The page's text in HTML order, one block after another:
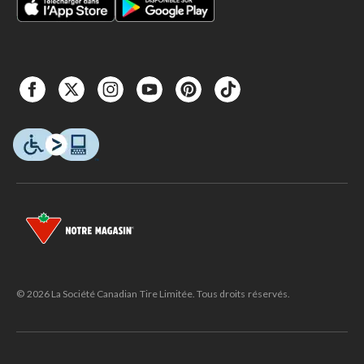
© 2026 La Société Canadian Tire Limitée. Tous droits réservés.